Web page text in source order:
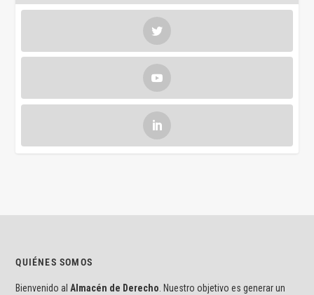
QUIÉNES SOMOS
Bienvenido al Almacén de Derecho . Nuestro objetivo es generar un